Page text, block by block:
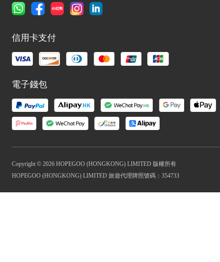
信用卡支付
電子錢包
Copyright © 2026 HOPEGOO (HONGKONG) LIMITED 版權所有
HOPEGOO (HONGKONG) LIMITED 旅遊代理牌照號碼：354733